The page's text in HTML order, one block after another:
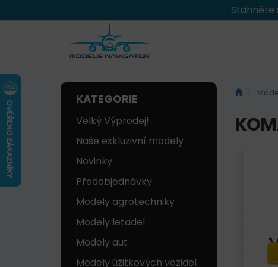
Stáhněte
KATEGORIE
Velký Výprodej!
Naše exkluzivní modely
Novinky
Předobjednávky
Modely agrotechniky
Modely letadel
Modely aut
Modely úžitkových vozidel